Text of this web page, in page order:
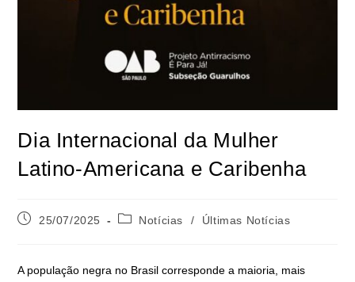
Dia Internacional da Mulher
Latino-Americana e Caribenha
25/07/2025 Notícias / Últimas Notícias
A população negra no Brasil corresponde a maioria, mais